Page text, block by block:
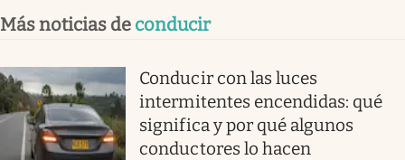
Más noticias de conducir
Conducir con las luces
intermitentes encendidas: qué
significa y por qué algunos
conductores lo hacen